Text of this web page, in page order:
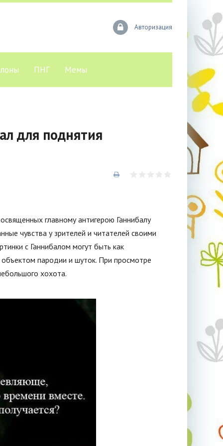
Авторизация
ПНГ Мемы
для поднятия
главному антигерою Ганнибалу
чувства у зрителей и читателей своими
с Ганнибалом могут быть как
пародии и шуток. При просмотре
хохота.